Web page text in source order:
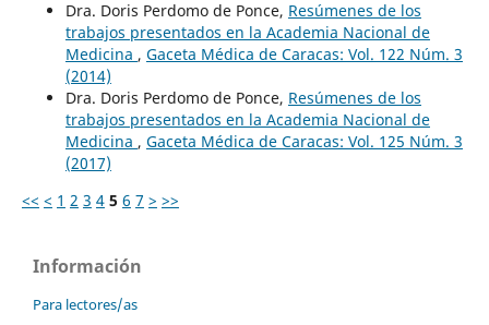
Dra. Doris Perdomo de Ponce, Resúmenes de los
trabajos presentados en la Academia Nacional de
Medicina , Gaceta Médica de Caracas: Vol. 122 Núm. 3
(2014)
Dra. Doris Perdomo de Ponce, Resúmenes de los
trabajos presentados en la Academia Nacional de
Medicina , Gaceta Médica de Caracas: Vol. 125 Núm. 3
(2017)
<< < 1 2 3 4 5 6 7 > >>
Información
Para lectores/as